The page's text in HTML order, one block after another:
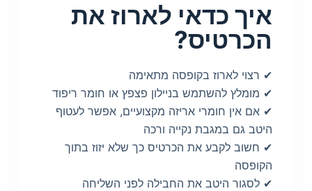
איך כדאי לארוז את
הכרטיס?
✔ רצוי לארוז בקופסה מתאימה
✔ מומלץ להשתמש בניילון פצפץ או חומר ריפוד
✔ אם אין חומרי אריזה מקצועיים, אפשר לעטוף
היטב גם במגבת נקייה ורכה
✔ חשוב לקבע את הכרטיס כך שלא יזוז בתוך
הקופסה
✔ לסגור היטב את החבילה לפני השליחה